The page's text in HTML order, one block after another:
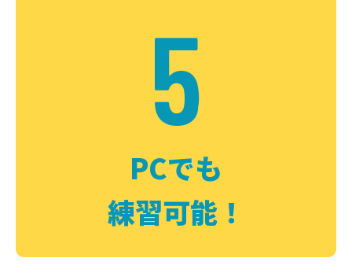
5
PCでも
練習可能！